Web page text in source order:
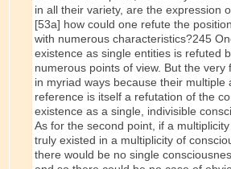
in all their variety, are the expression
[53a] how could one refute the
with numerous characteristics?245
existence as single entities is refuted
numerous points of view. But the
in myriad ways because their
reference is itself a refutation of the
existence as a single, indivisible
As for the second point, if a
truly existed in a multiplicity of
there would be no single